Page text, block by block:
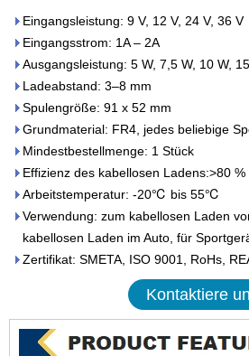
Eingangsleistung: 9 V, 12 V, 24 V, 36 V
Eingangsstrom: 1A – 2A
Ausgangsleistung: 5 W, 7,5 W, 10 W,
Ladeabstand: 3–8 mm
Spulengröße: 91 x 52 mm
Grundmaterial: FR4, jedes beliebige
Mindestbestellmenge: 1 Stück
Effizienz des kabellosen Ladens:>80 %
Arbeitstemperatur: -20℃ bis 55℃
Verwendung: zum kabellosen Laden
kabellosen Laden im Auto, für
Zertifikat: SMETA, ISO 9001, RoHs,
Kontaktiere